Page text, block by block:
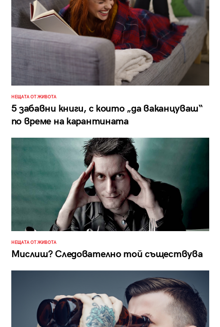
НЕЩАТА ОТ ЖИВОТА
5 забавни книги, с които „да ваканцуваш“
по време на карантината
НЕЩАТА ОТ ЖИВОТА
Мислиш? Следователно той съществува